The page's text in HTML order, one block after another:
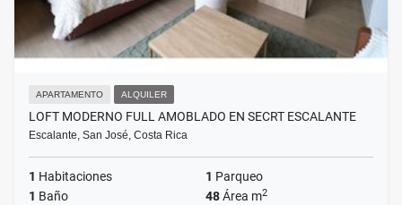
APARTAMENTO ALQUILER
LOFT MODERNO FULL AMOBLADO EN SECRT ESCALANTE
Escalante, San José, Costa Rica
1 Habitaciones 1 Parqueo
1 Baño 48Área m2